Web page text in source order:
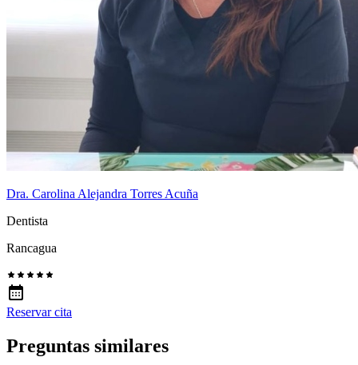
Dra. Carolina Alejandra Torres Acuña
Dentista
Rancagua
Reservar cita
Preguntas similares